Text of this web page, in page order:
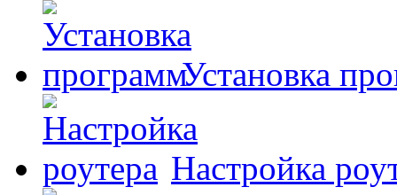
Установка
Настройка